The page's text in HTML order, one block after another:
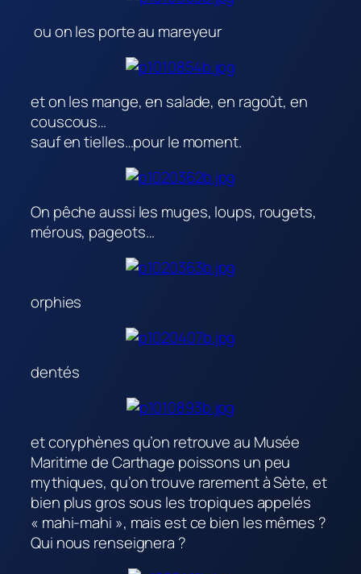
ou on les porte au mareyeur
et on les mange, en salade, en ragoût, en
couscous…
sauf en tielles…pour le moment.
On pêche aussi les muges, loups, rougets,
mérous, pageots…
orphies
dentés
et coryphènes qu’on retrouve au Musée
Maritime de Carthage poissons un peu
mythiques, qu’on trouve rarement à Sète, et
bien plus gros sous les tropiques appelés
« mahi-mahi », mais est ce bien les mêmes ?
Qui nous renseignera ?